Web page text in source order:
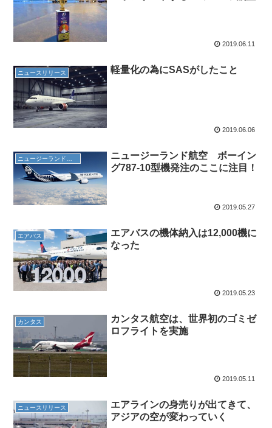
2019.06.11
ニュースリリース 軽量化の為にSASがしたこと
2019.06.06
ニュージーランド航空
ニュージーランド航空 ボーイン
グ787-10型機発注のここに注目！
2019.05.27
エアバス
エアバスの機体納入は12,000機に
なった
2019.05.23
カンタス
カンタス航空は、世界初のゴミゼ
ロフライトを実施
2019.05.11
ニュースリリース
エアラインの身売りが出てきて、
アジアの空が変わっていく